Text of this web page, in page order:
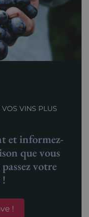
VINS PLUS
et informez-
que vous
votre
!